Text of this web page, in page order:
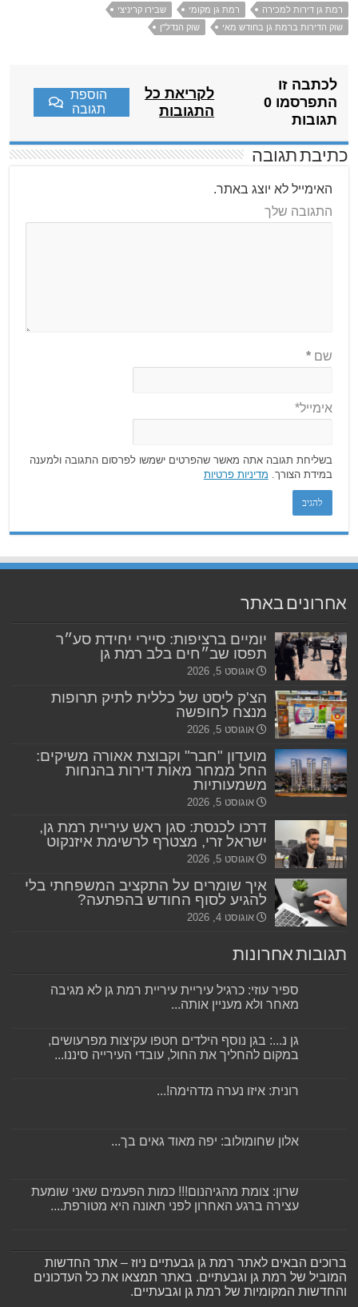
רמת גן דירות למכירה
רמת גן מקומי
שבירו קריניצי
שוק הדירות ברמת גן בחודש מאי
שוק הנדל"ן
לכתבה זו
התפרסמו 0
תגובות
לקריאת כל
התגובות
הוספת
תגובה
כתיבת תגובה
האימייל לא יוצג באתר.
התגובה שלך
שם*
אימייל*
בשליחת תגובה אתה מאשר שהפרטים ישמשו לפרסום התגובה ולמענה
במידת הצורך. מדיניות פרטיות
אחרונים באתר
יומיים ברציפות: סיירי יחידת סע״ר
תפסו שב״חים בלב רמת גן
אוגוסט 5, 2026
הצ'ק ליסט של כללית לתיק תרופות
מנצח לחופשה
אוגוסט 5, 2026
מועדון "חבר" וקבוצת אאורה משיקים:
החל ממחר מאות דירות בהנחות
משמעותיות
אוגוסט 5, 2026
דרכו לכנסת: סגן ראש עיריית רמת גן,
ישראל זרי, מצטרף לרשימת איזנקוט
אוגוסט 5, 2026
איך שומרים על התקציב המשפחתי בלי
להגיע לסוף החודש בהפתעה?
אוגוסט 4, 2026
תגובות אחרונות
ספיר עוזי: כרגיל עיריית עיריית רמת גן לא מגיבה
מאחר ולא מעניין אותה...
גן נ...: בגן נוסף הילדים חטפו עקיצות מפרעושים,
במקום להחליך את החול, עובדי העירייה סיננו...
רונית: איזו נערה מדהימה!...
אלון שחומולוב: יפה מאוד גאים בך...
שרון: צומת מהגיהנום!!! כמות הפעמים שאני שומעת
עצירה ברגע האחרון לפני תאונה היא מטורפת....
ברוכים הבאים לאתר רמת גן גבעתיים ניוז – אתר החדשות
המוביל של רמת גן וגבעתיים. באתר תמצאו את כל העדכונים
והחדשות המקומיות של רמת גן וגבעתיים.